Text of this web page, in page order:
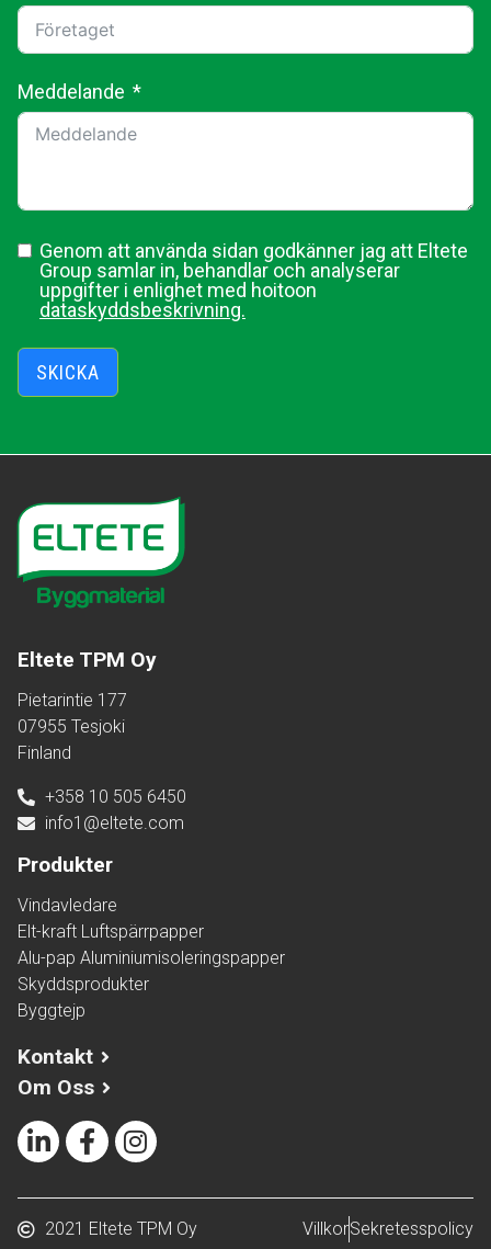
Meddelande
Genom att använda sidan godkänner jag att Eltete
Group samlar in, behandlar och analyserar
uppgifter i enlighet med hoitoon
dataskyddsbeskrivning.
SKICKA
Eltete TPM Oy
Pietarintie 177
07955 Tesjoki
Finland
+358 10 505 6450
info1@eltete.com
Produkter
Vindavledare
Elt-kraft Luftspärrpapper
Alu-pap Aluminiumisoleringspapper
Skyddsprodukter
Byggtejp
Kontakt
Om Oss
2021 Eltete TPM Oy VillkorSekretesspolicy